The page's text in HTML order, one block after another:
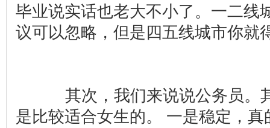
毕业说实话也老大不小了。一二线
议可以忽略，但是四五线城市你就
其次，我们来说说公务员。
是比较适合女生的。 一是稳定，